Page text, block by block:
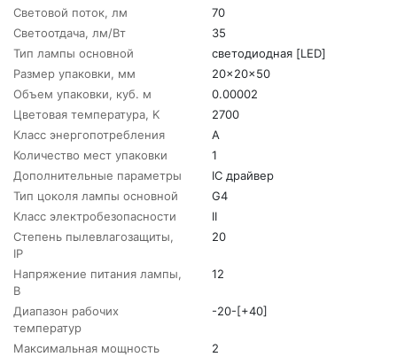
Световой поток, лм
70
Светоотдача, лм/Вт
35
Тип лампы основной
светодиодная [LED]
Размер упаковки, мм
20x20x50
Объем упаковки, куб. м
0.00002
Цветовая температура, K
2700
Класс энергопотребления
A
Количество мест упаковки
1
Дополнительные параметры
IC драйвер
Тип цоколя лампы основной
G4
Класс электробезопасности
II
Степень пылевлагозащиты,
IP
20
Напряжение питания лампы,
В
12
Диапазон рабочих
температур
-20-[+40]
Максимальная мощность
2